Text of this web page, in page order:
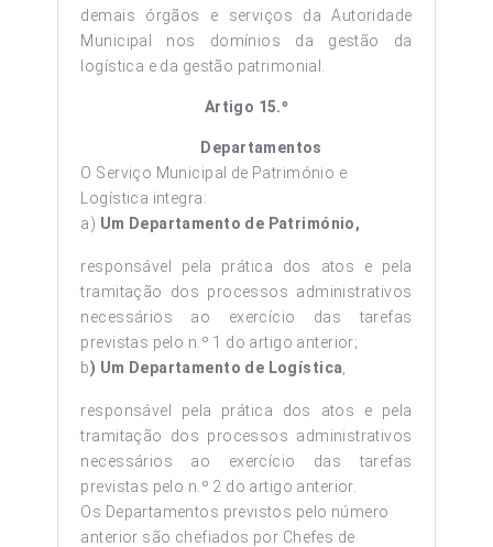
demais órgãos e serviços da Autoridade
Municipal nos domínios da gestão da
logística e da gestão patrimonial.
Artigo 15.º
Departamentos
O Serviço Municipal de Património e
Logística integra:
a) Um Departamento de Património,
responsável pela prática dos atos e pela
tramitação dos processos administrativos
necessários ao exercício das tarefas
previstas pelo n.º 1 do artigo anterior;
b) Um Departamento de Logística
responsável pela prática dos atos e pela
tramitação dos processos administrativos
necessários ao exercício das tarefas
previstas pelo n.º 2 do artigo anterior.
Os Departamentos previstos pelo número
anterior são chefiados por Chefes de